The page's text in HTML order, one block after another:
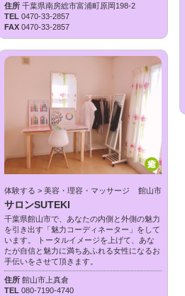
住所 千葉県南房総市富浦町原岡198-2
TEL 0470-33-2857
FAX 0470-33-2857
癒
体験する > 美容・理容・マッサージ 館山市
サロンSUTEKI
千葉県館山市で、あなたの内側と外側の魅力
を引き出す「魅力コーディネーター」をして
います。 トータルイメージを上げて、あな
たが自信と魅力に満ちあふれる女性になるお
手伝いをさせて頂きます。
住所 館山市上真倉
TEL 080-7190-4740